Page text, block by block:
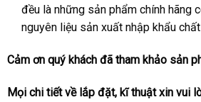
đều là những sản phẩm chính hãng
nguyên liệu sản xuất nhập khẩu
Cảm ơn quý khách đã tham khảo sản
Mọi chi tiết về lắp đặt, kĩ thuật xin vui